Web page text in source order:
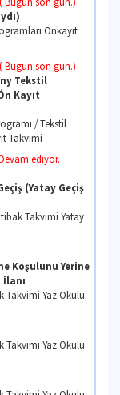
17:00(Devam
İkinci
Takvimi İkinci
Kontenjanlar İçin
17:00( Bugün
Kaydı)
Programları
17:00
ve Suny Tekstil
Ön Kayıt
Programı /
Önkayıt Takvimi
17:00(Devam
Yatay Geçiş